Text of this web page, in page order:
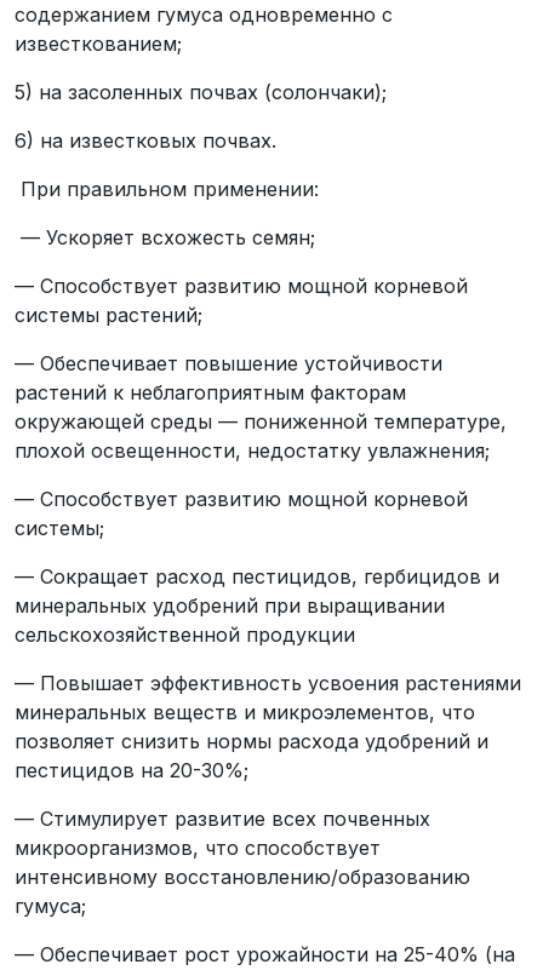
содержанием гумуса одновременно с
известкованием;
5) на засоленных почвах (солончаки);
6) на известковых почвах.
При правильном применении:
— Ускоряет всхожесть семян;
— Способствует развитию мощной корневой
системы растений;
— Обеспечивает повышение устойчивости
растений к неблагоприятным факторам
окружающей среды — пониженной температуре,
плохой освещенности, недостатку увлажнения;
— Способствует развитию мощной корневой
системы;
— Сокращает расход пестицидов, гербицидов и
минеральных удобрений при выращивании
сельскохозяйственной продукции
— Повышает эффективность усвоения растениями
минеральных веществ и микроэлементов, что
позволяет снизить нормы расхода удобрений и
пестицидов на 20-30%;
— Стимулирует развитие всех почвенных
микроорганизмов, что способствует
интенсивному восстановлению/образованию
гумуса;
— Обеспечивает рост урожайности на 25-40% (на